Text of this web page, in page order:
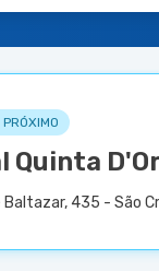
Quinta
Baltazar, 435 - São